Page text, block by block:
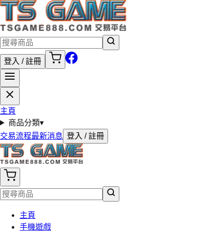
登入 / 註冊
主頁
商品分類▾
交易流程最新消息 登入 / 註冊
主頁
手機遊戲